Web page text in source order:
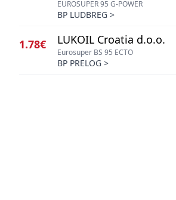
EUROSUPER 95 G-POWER
BP LUDBREG >
1.78€ LUKOIL Croatia d.o.o.
Eurosuper BS 95 ECTO
BP PRELOG >